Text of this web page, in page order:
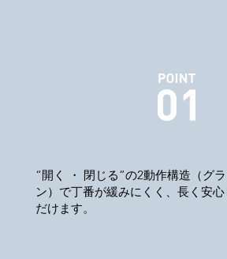
“開く ・ 閉じる”の2動作構造（グ
ン）で丁番が緩みにくく、長く安
だけます。